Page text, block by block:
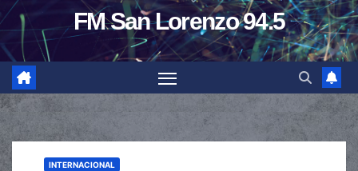
FM San Lorenzo 94.5
INTERNACIONAL